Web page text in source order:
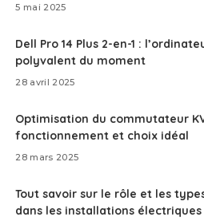
5 mai 2025
Dell Pro 14 Plus 2-en-1 :
polyvalent du moment
28 avril 2025
Optimisation du commutateur
fonctionnement et choix idéal
28 mars 2025
Tout savoir sur le rôle et les
dans les installations électriques